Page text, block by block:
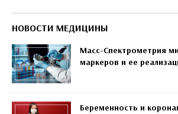
НОВОСТИ МЕДИЦИНЫ
Масс-Спектрометрия
маркеров и ее
Беременность и